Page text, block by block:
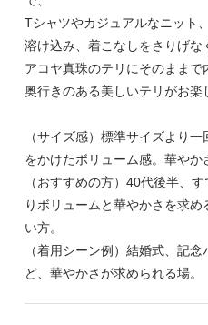
Tシャツやカジュアルなニット
溶け込み、着こなしをさりげな
アコヤ真珠のテリにそのままで
奥行きのある美しいテリがお楽
（サイズ感）標準サイズより
をかけたボリューム感。華やか
（おすすめの方）40代後半、
りボリュームと華やかさを求
い方。
（着用シーン例）結婚式、記
ど、華やかさが求められる場。